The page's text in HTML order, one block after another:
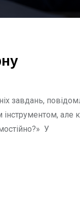
завдань,
інструментом, але
У